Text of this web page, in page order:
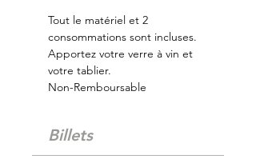
Tout le matériel et 2
consommations sont incluses.
Apportez votre verre à vin et
votre tablier.
Non-Remboursable
Billets